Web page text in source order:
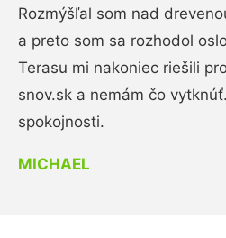
Rozmýšľal som nad
a preto som sa rozhodol
Terasu mi nakoniec riešili
snov.sk a nemám čo
spokojnosti.
MICHAEL